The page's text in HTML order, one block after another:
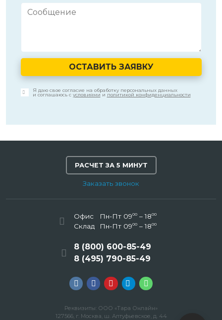
ОСТАВИТЬ ЗАЯВКУ
Я даю свое согласие на обработку персональных данных
и соглашаюсь с условиямии политикой конфиденциальности
РАСЧЕТ ЗА 5 МИНУТ
Заказать звонок
Офис Пн-Пт 0900– 1800
Склад Пн-Пт 0900– 1800
8 (800) 600-85-49
8 (495) 790-85-49
Реквизиты: ООО «Тара Онлайн»
127566, г. Москва, ш. Алтуфьевское, д. 44